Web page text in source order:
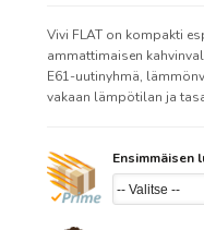
Vivi FLAT on kompakti
ammattimaisen
E61-uutinyhmä,
vakaan lämpötilan ja
Ensimmäisen